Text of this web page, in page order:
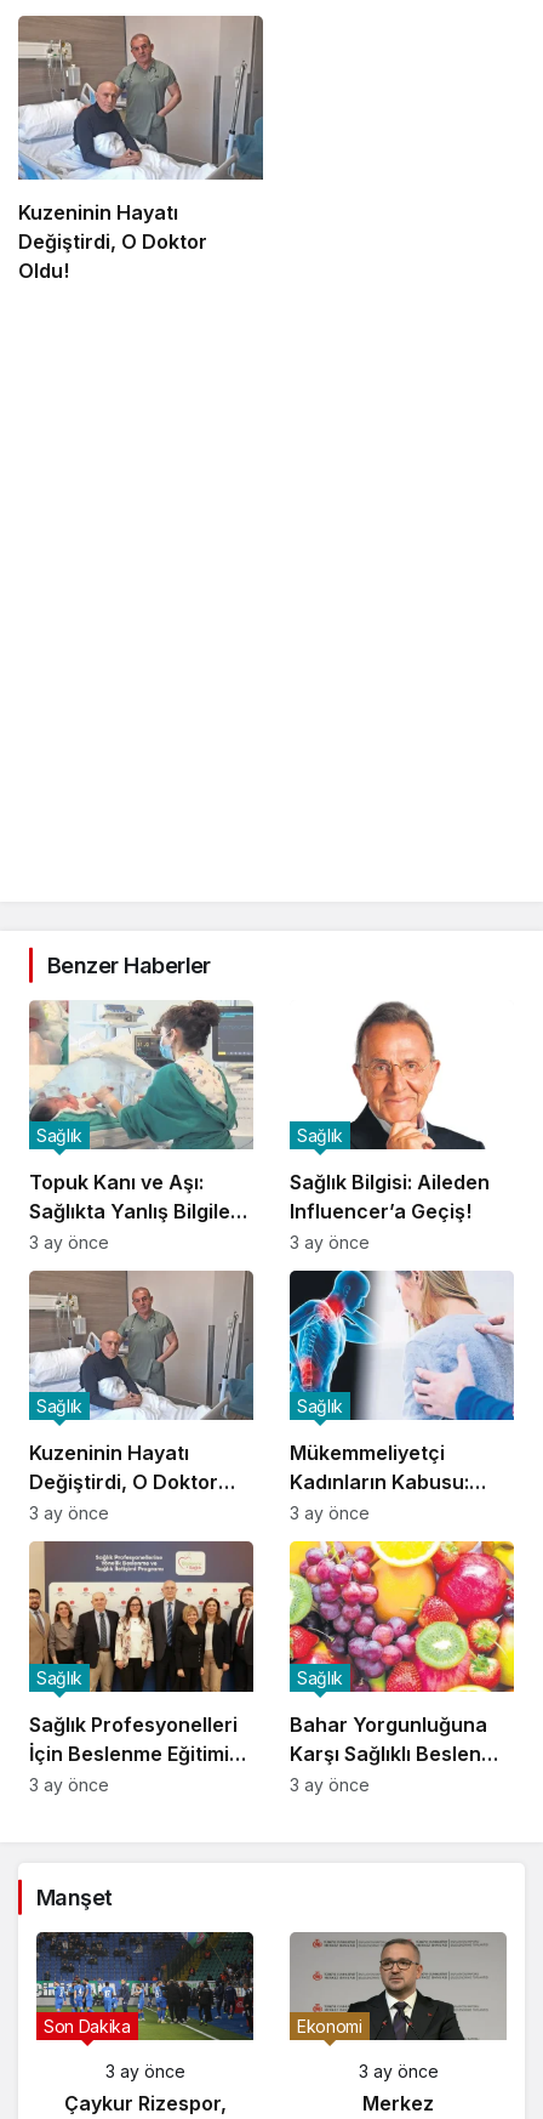
Kuzeninin Hayatı
Değiştirdi, O Doktor
Oldu!
Benzer Haberler
Topuk Kanı ve Aşı:
Sağlıkta Yanlış Bilgilere
Dikkat!
Sağlık
3 ay önce
Sağlık Bilgisi: Aileden
Influencer’a Geçiş!
Sağlık
3 ay önce
Kuzeninin Hayatı
Değiştirdi, O Doktor
Oldu!
Sağlık
3 ay önce
Mükemmeliyetçi
Kadınların Kabusu:
Fibromiyalji!
Sağlık
3 ay önce
Sağlık Profesyonelleri
İçin Beslenme Eğitimi
Başladı
Sağlık
3 ay önce
Bahar Yorgunluğuna
Karşı Sağlıklı Beslenme
İpuçları
Sağlık
3 ay önce
Manşet
Gündem
3 ay önce
Yunanistan’da
Son Dakika
3 ay önce
Çaykur Rizespor,